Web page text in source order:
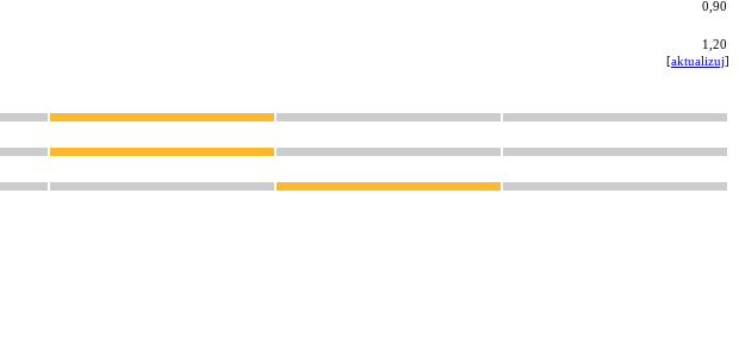
0,90
1,20
[aktualizuj]